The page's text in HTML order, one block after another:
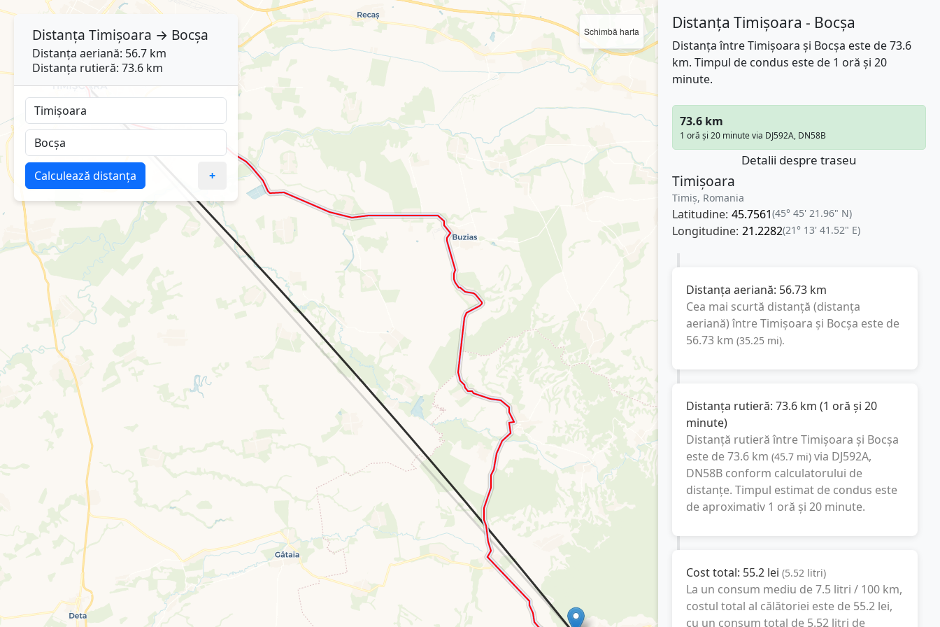
Schimbă harta Distanța Timișoara - Bocșa
Distanța între Timișoara și Bocșa este de 73.6
km. Timpul de condus este de 1 oră și 20
minute.
73.6 km
1 oră și 20 minute via DJ592A, DN58B
Detalii despre traseu
Timișoara
Timiș, Romania
Latitudine: 45.7561(45° 45' 21.96" N)
Longitudine: 21.2282(21° 13' 41.52" E)
Distanța aeriană: 56.73 km
Cea mai scurtă distanță (distanța
aeriană) întreTimișoara și Bocșa este de
56.73 km (35.25 mi).
Distanța rutieră: 73.6 km (1 oră și 20
minute)
Distanță rutieră întreTimișoara și Bocșa
este de73.6 km (45.7 mi) via DJ592A,
DN58Bconform calculatorului de
distanțe. Timpul estimat de condus este
de aproximativ 1 oră și 20 minute.
Cost total: 55.2 lei (5.52 litri)
La un consum mediu de7.5 litri / 100 km,
costul total al călătoriei este de 55.2 lei,
cu un consum total de 5.52 litri de
Distanța Timișoara → Bocșa
Distanța aeriană: 56.7 km
Distanța rutieră: 73.6 km
Calculează distanța +